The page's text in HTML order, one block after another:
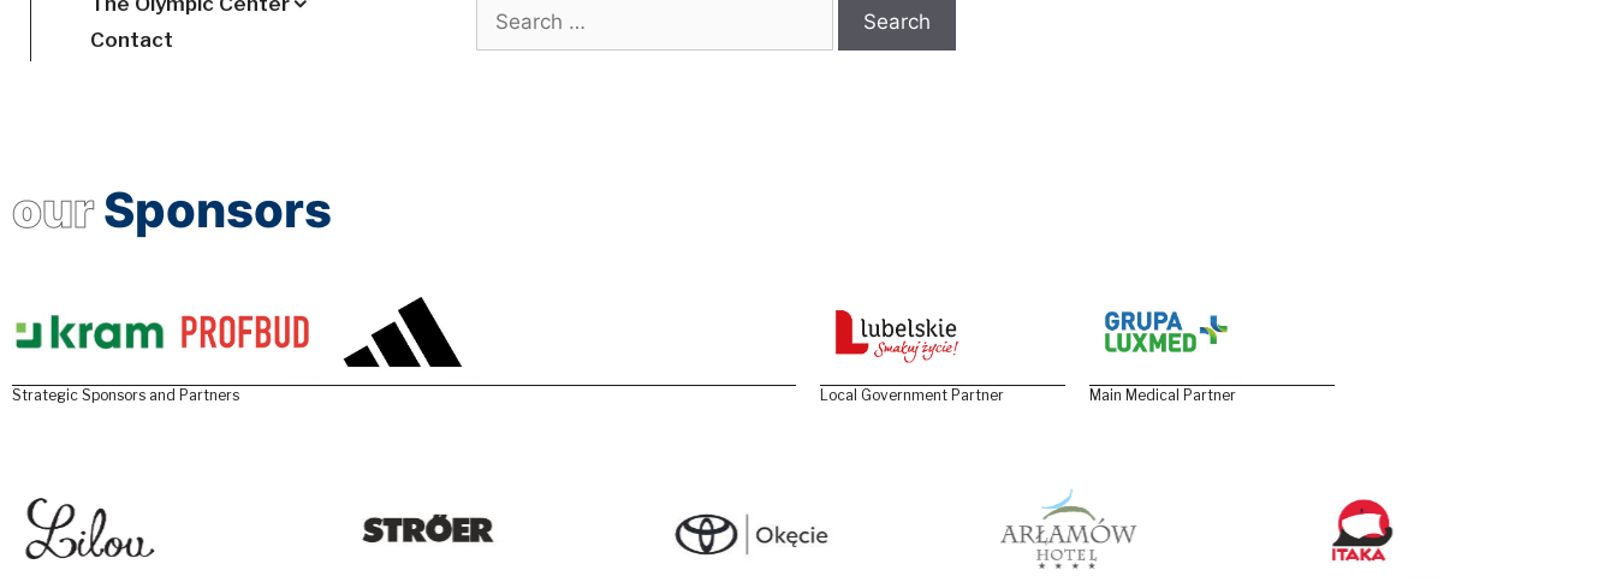
Contact
ourSponsors
Strategic Sponsors and Partners Local Government Partner Main Medical Partner